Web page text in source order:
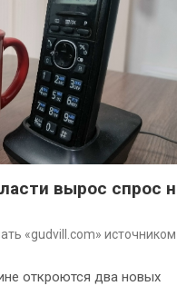
вырос спрос
«gudvill.com» источником
откроются два новых